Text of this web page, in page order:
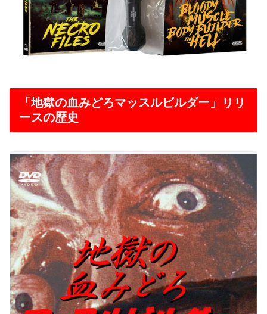
「地獄の血みどろマッスルビルダー」リリ
ースの歴史